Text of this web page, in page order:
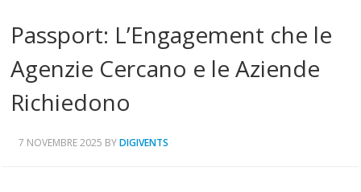
Passport: L’Engagement che le
Agenzie Cercano e le Aziende
Richiedono
7 NOVEMBRE 2025 BYDIGIVENTS